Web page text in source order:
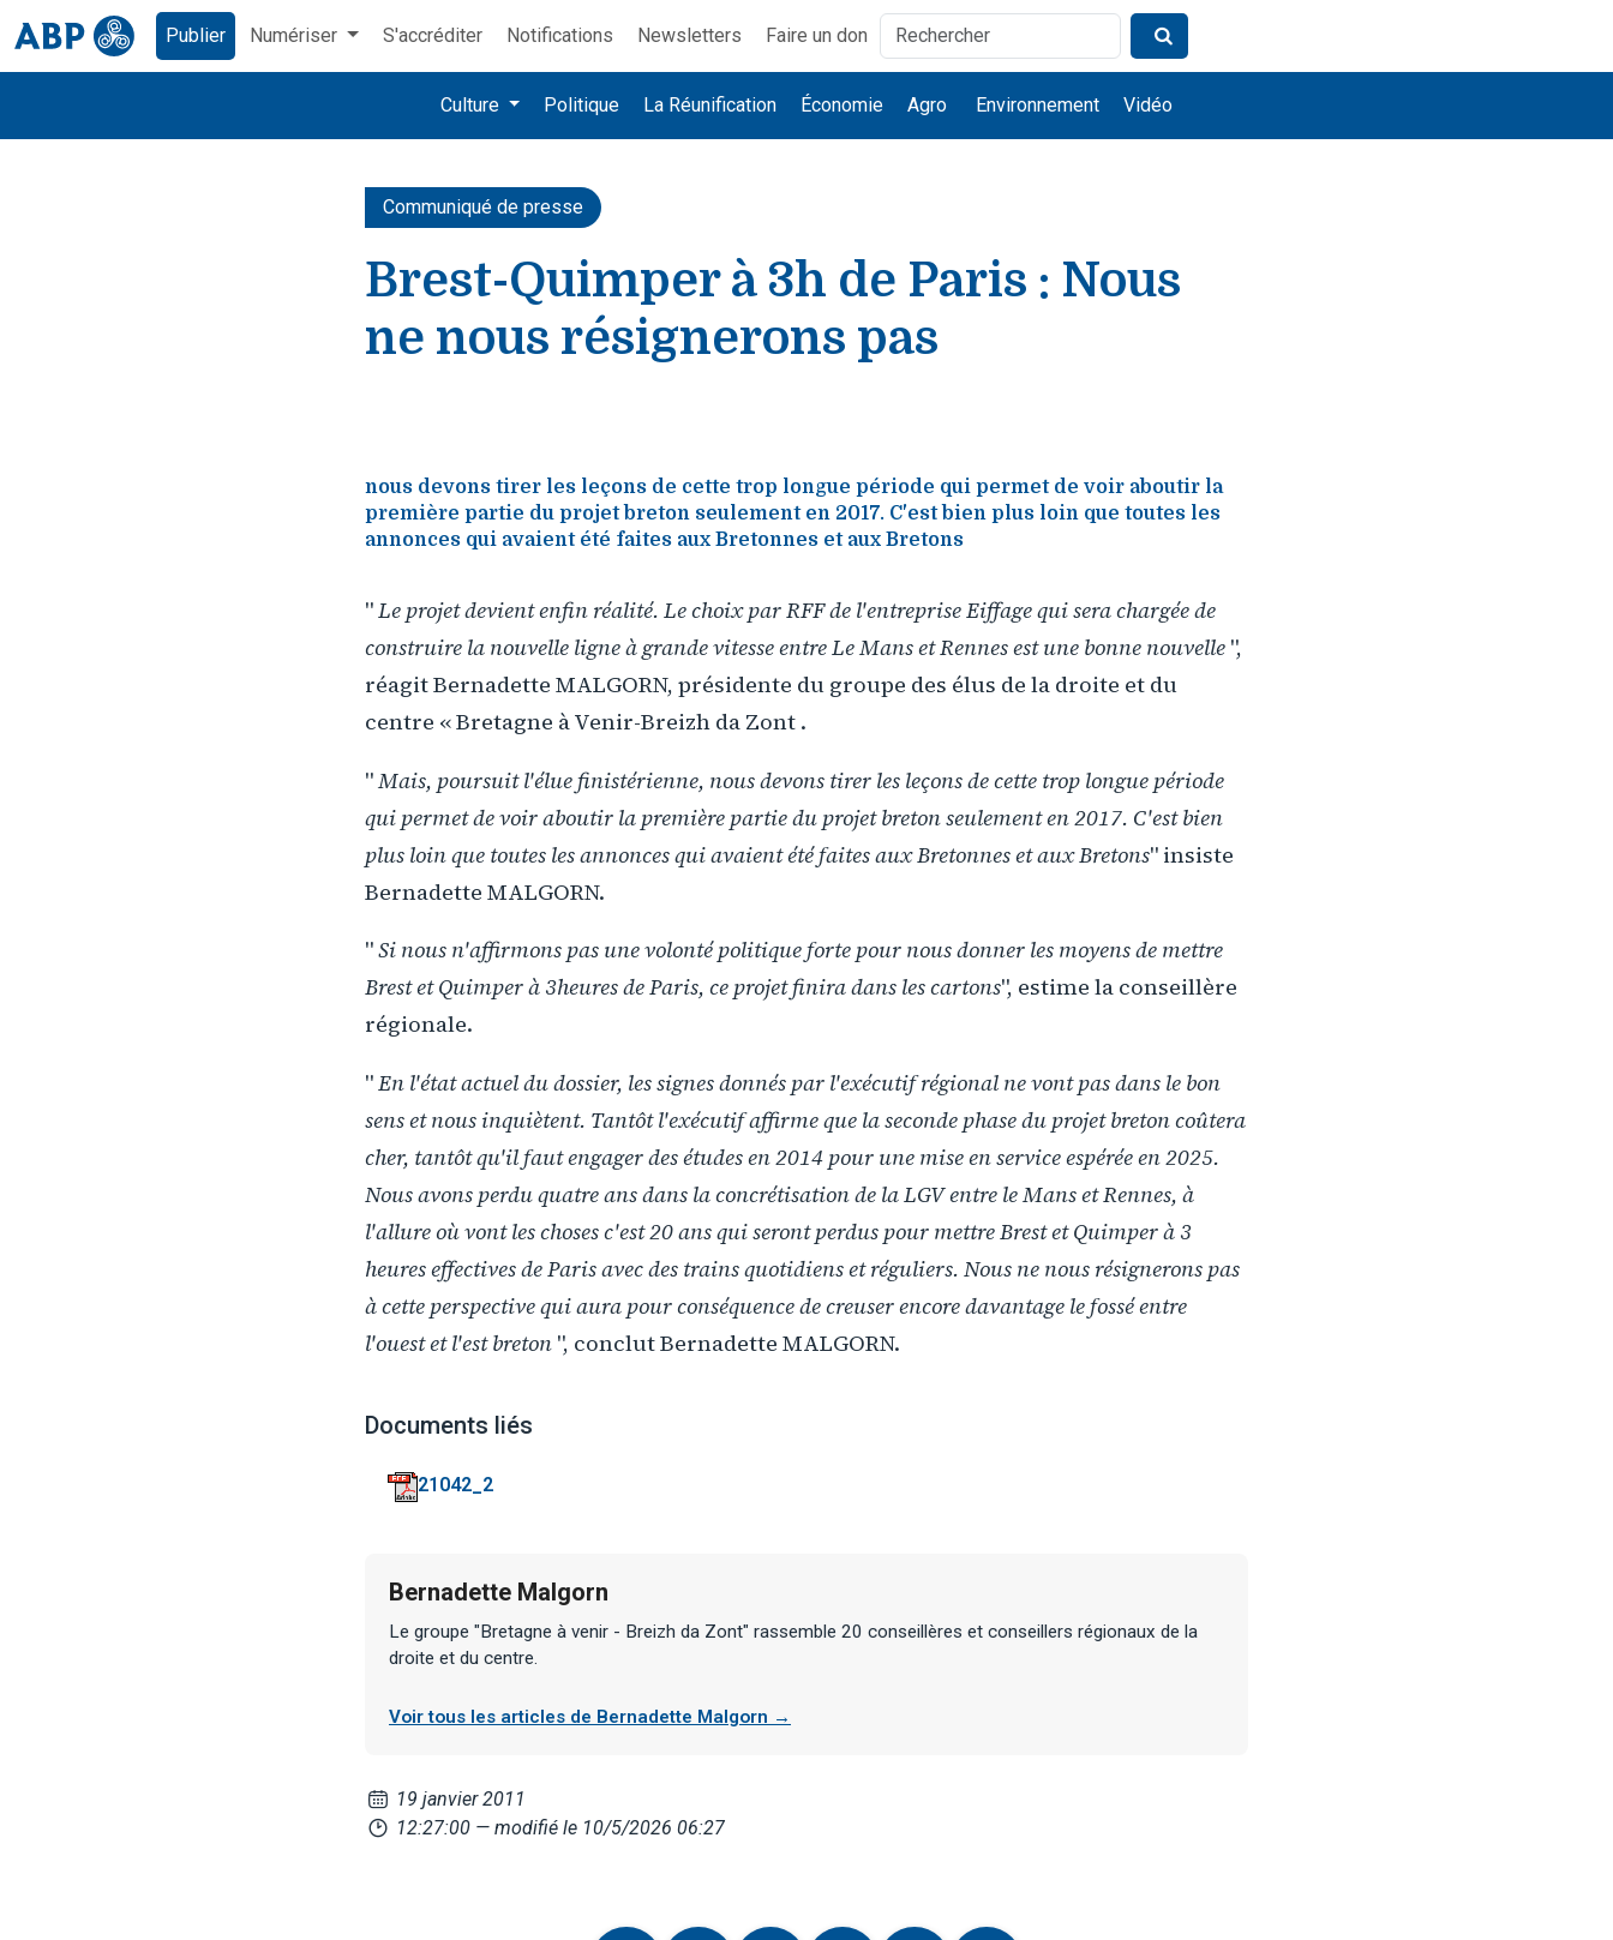
Publier Numériser S'accréditer Notifications Newsletters Faire un don
Culture Politique La Réunification Économie Agro Environnement Vidéo
Communiqué de presse
Brest-Quimper à 3h de Paris : Nous
ne nous résignerons pas
nous devons tirer les leçons de cette trop longue période qui permet de voir aboutir la
première partie du projet breton seulement en 2017. C'est bien plus loin que toutes les
annonces qui avaient été faites aux Bretonnes et aux Bretons
"Le projet devient enfin réalité. Le choix par RFF de l'entreprise Eiffage qui sera chargée de
construire la nouvelle ligne à grande vitesse entre Le Mans et Rennes est une bonne nouvelle ",
réagit Bernadette MALGORN, présidente du groupe des élus de la droite et du
centre « Bretagne à Venir-Breizh da Zont .
"Mais, poursuit l'élue finistérienne, nous devons tirer les leçons de cette trop longue période
qui permet de voir aboutir la première partie du projet breton seulement en 2017. C'est bien
plus loin que toutes les annonces qui avaient été faites aux Bretonnes et aux Bretons" insiste
Bernadette MALGORN.
"Si nous n'affirmons pas une volonté politique forte pour nous donner les moyens de mettre
Brest et Quimper à 3heures de Paris, ce projet finira dans les cartons", estime la conseillère
régionale.
"En l'état actuel du dossier, les signes donnés par l'exécutif régional ne vont pas dans le bon
sens et nous inquiètent. Tantôt l'exécutif affirme que la seconde phase du projet breton coûtera
cher, tantôt qu'il faut engager des études en 2014 pour une mise en service espérée en 2025.
Nous avons perdu quatre ans dans la concrétisation de la LGV entre le Mans et Rennes, à
l'allure où vont les choses c'est 20 ans qui seront perdus pour mettre Brest et Quimper à 3
heures effectives de Paris avec des trains quotidiens et réguliers. Nous ne nous résignerons pas
à cette perspective qui aura pour conséquence de creuser encore davantage le fossé entre
l'ouest et l'est breton ", conclut Bernadette MALGORN.
Documents liés
21042_2
Bernadette Malgorn
Le groupe "Bretagne à venir - Breizh da Zont" rassemble 20 conseillères et conseillers régionaux de la
droite et du centre.
Voir tous les articles de Bernadette Malgorn →
19 janvier 2011
12:27:00 — modifié le 10/5/2026 06:27